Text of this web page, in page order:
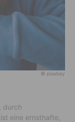
© pixabay
durch
eine ernsthafte,